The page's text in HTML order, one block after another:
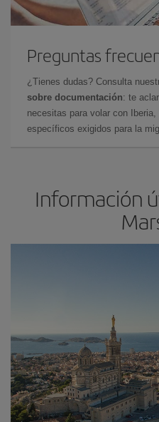
Preguntas
¿Tienes dudas? Consulta
sobre documentación: te
necesitas para volar con
específicos exigidos para la
Información